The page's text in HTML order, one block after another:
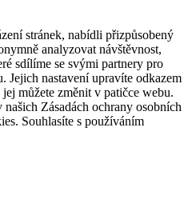
stránek, nabídli přizpůsobený
analyzovat návštěvnost,
sdílíme se svými partnery pro
Jejich nastavení upravíte odkazem
můžete změnit v patičce webu.
Zásadách ochrany osobních
Souhlasíte s používáním